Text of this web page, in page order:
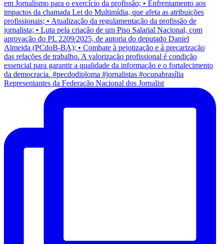
Representantes da Federação Nacional dos Jornalist